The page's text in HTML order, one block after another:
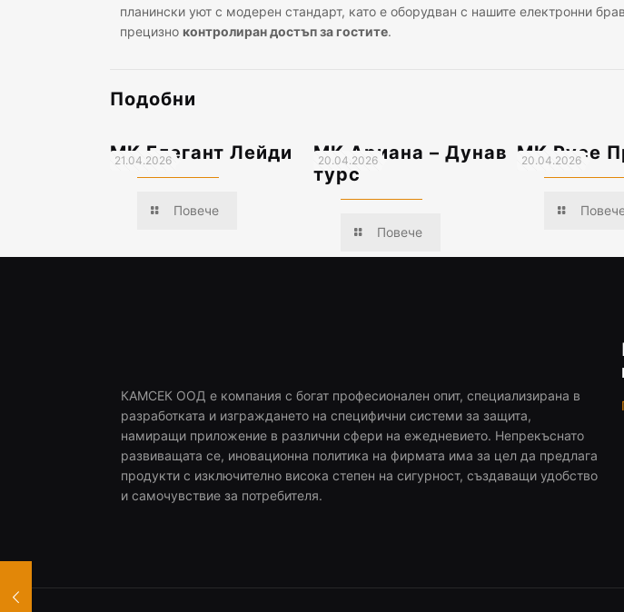
планински уют с модерен стандарт, като е оборудван с нашите електронни
прецизно контролиран достъп за гостите.
Подобни
21.04.2026
МК Елегант Лейди
Повече
20.04.2026
МК Ариана – Дунав
турс
Повече
20.04.2026
МК Русе
КАМСЕК ООД е компания с богат професионален опит, специализирана в
разработката и изграждането на специфични системи за защита,
намиращи приложение в различни сфери на ежедневието. Непрекъснато
развиващата се, иновационна политика на фирмата има за цел да предлага
продукти с изключително висока степен на сигурност, създаващи удобство
и самочувствие за потребителя.